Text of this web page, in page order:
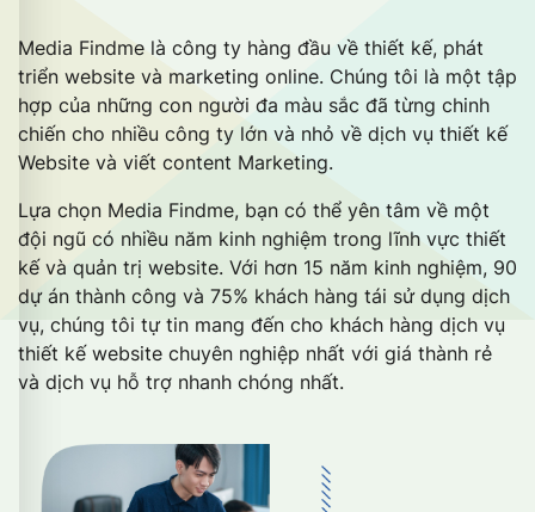
Media Findme là công ty hàng đầu về thiết kế, phát
triển website và marketing online. Chúng tôi là một tập
hợp của những con người đa màu sắc đã từng chinh
chiến cho nhiều công ty lớn và nhỏ về dịch vụ thiết kế
Website và viết content Marketing.
Lựa chọn Media Findme, bạn có thể yên tâm về một
đội ngũ có nhiều năm kinh nghiệm trong lĩnh vực thiết
kế và quản trị website. Với hơn 15 năm kinh nghiệm, 90
dự án thành công và 75% khách hàng tái sử dụng dịch
vụ, chúng tôi tự tin mang đến cho khách hàng dịch vụ
thiết kế website chuyên nghiệp nhất với giá thành rẻ
và dịch vụ hỗ trợ nhanh chóng nhất.